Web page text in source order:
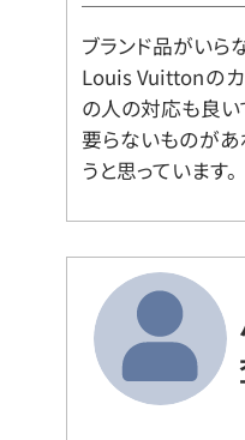
ブランド品がいら
Louis Vuittonの
の人の対応も良い
要らないものがあ
うと思っています。